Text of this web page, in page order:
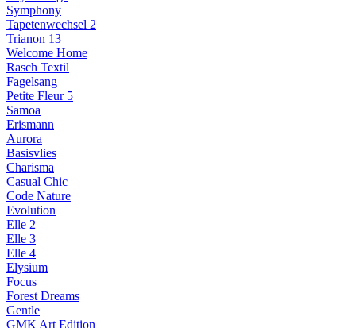
Symphony
Tapetenwechsel 2
Trianon 13
Welcome Home
Rasch Textil
Fagelsang
Petite Fleur 5
Samoa
Erismann
Aurora
Basisvlies
Charisma
Casual Chic
Code Nature
Evolution
Elle 2
Elle 3
Elle 4
Elysium
Focus
Forest Dreams
Gentle
GMK Art Edition